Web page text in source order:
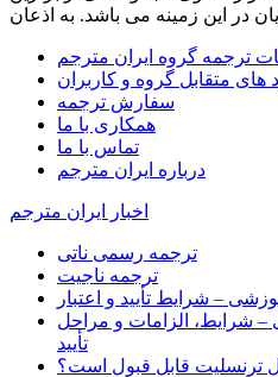
ترجمه گروه ایران مترجم
های متقابل گروه و کاربران
سفارش ترجمه
همکاری با ما
تماس با ما
درباره ایران مترجم
اخبار ایران مترجم
ترجمه رسمی ناتی
ترجمه ناجیت
– شرایط تأیید و اعتبار
شرایط، الزامات و مراحل
تأیید
ترنسلیت قابل قبول است؟